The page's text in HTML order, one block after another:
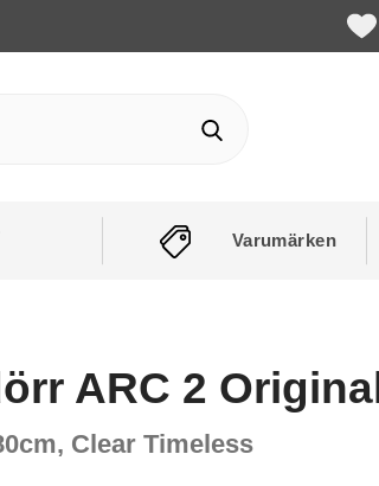
Varumärken
ARC 2 Original
Clear Timeless